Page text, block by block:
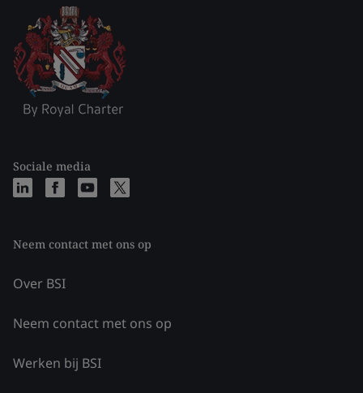
Sociale media
Neem contact met ons op
Over BSI
Neem contact met ons op
Werken bij BSI